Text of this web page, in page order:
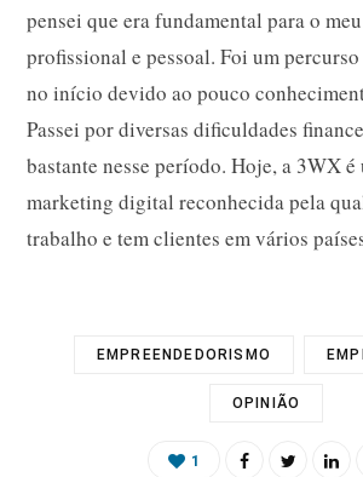
pensei que era fundamental para o
profissional e pessoal. Foi um
no início devido ao pouco
Passei por diversas dificuldades
bastante nesse período. Hoje, a 3WX é
marketing digital reconhecida pela
trabalho e tem clientes em vários
EMPREENDEDORISMO
OPINIÃO
1